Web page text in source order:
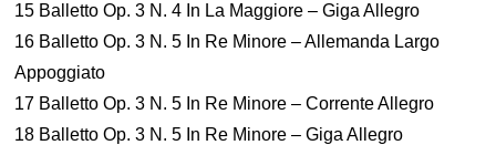
15 Balletto Op. 3 N. 4 In La Maggiore – Giga Allegro
16 Balletto Op. 3 N. 5 In Re Minore – Allemanda Largo
Appoggiato
17 Balletto Op. 3 N. 5 In Re Minore – Corrente Allegro
18 Balletto Op. 3 N. 5 In Re Minore – Giga Allegro